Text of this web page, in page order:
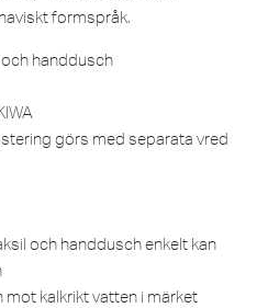
formspråk.
och handdusch
görs med separata vred
och handdusch enkelt kan
kalkrikt vatten i märket